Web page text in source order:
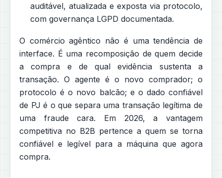
auditável, atualizada e exposta via protocolo,
com governança LGPD documentada.
O comércio agêntico não é uma tendência de
interface. É uma recomposição de quem decide
a compra e de qual evidência sustenta a
transação. O agente é o novo comprador; o
protocolo é o novo balcão; e o dado confiável
de PJ é o que separa uma transação legítima de
uma fraude cara. Em 2026, a vantagem
competitiva no B2B pertence a quem se torna
confiável e legível para a máquina que agora
compra.